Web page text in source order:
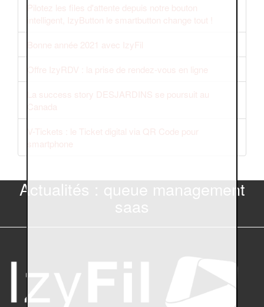
Pilotez les files d'attente depuis notre bouton
intelligent, IzyButton le smartbutton change tout !
Bonne année 2021 avec IzyFil
Offre IzyRDV : la prise de rendez-vous en ligne
La success story DESJARDINS se poursuit au
Canada
V-Tickets : le Ticket digital via QR Code pour
smartphone
Actualités : queue management